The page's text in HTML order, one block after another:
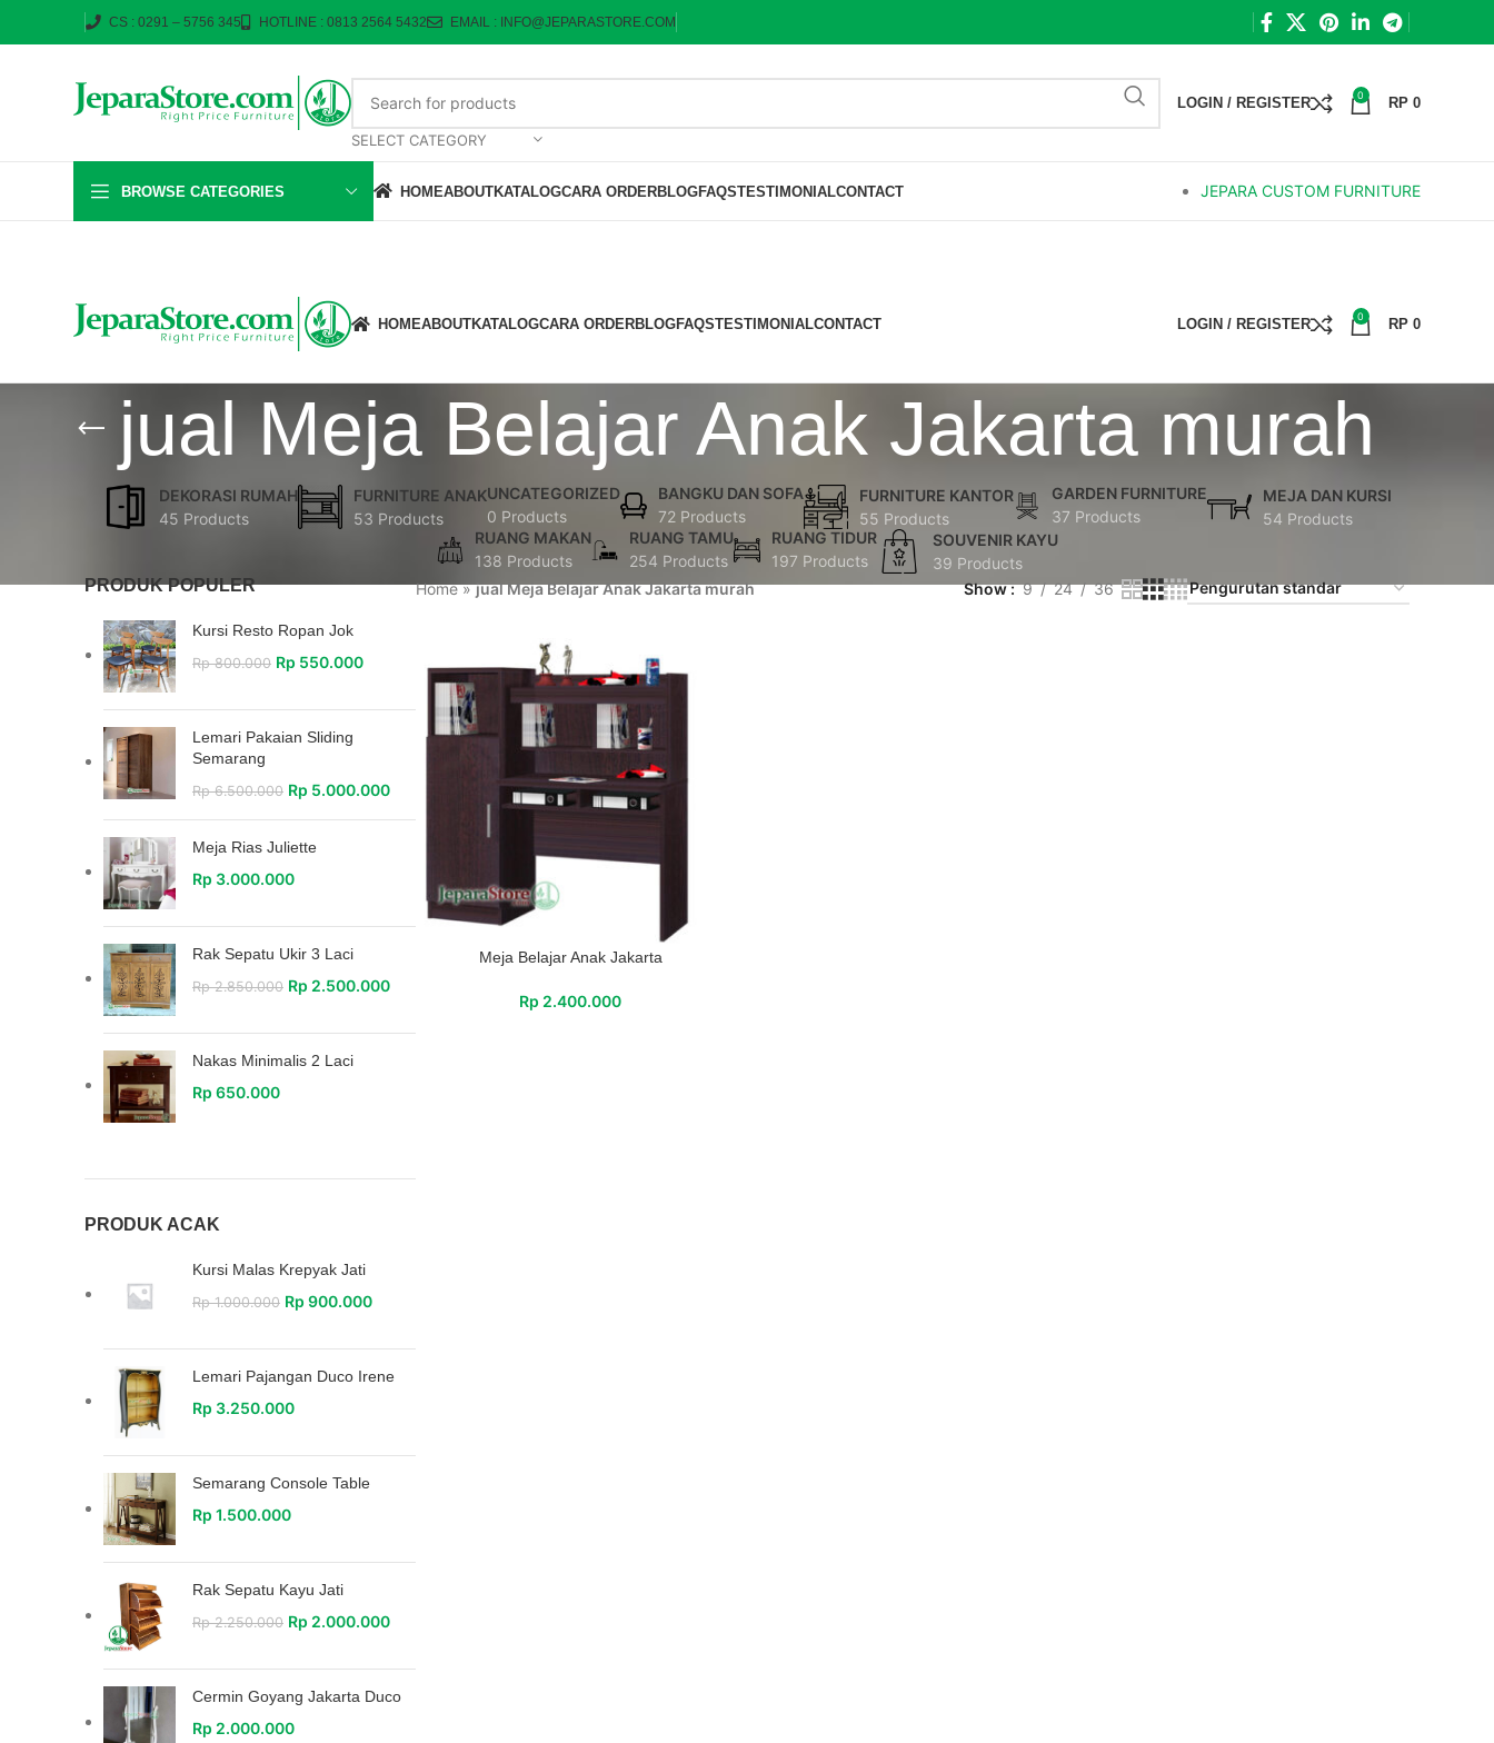
CS : 0291 – 5756 345 HOTLINE : 0813 2564 5432 EMAIL : INFO@JEPARASTORE.COM
SELECT CATEGORY
LOGIN / REGISTER 0 RP 0
BROWSE CATEGORIES HOMEABOUTKATALOGCARA ORDERBLOGFAQSTESTIMONIALCONTACT JEPARA CUSTOM FURNITURE
HOMEABOUTKATALOGCARA ORDERBLOGFAQSTESTIMONIALCONTACT LOGIN / REGISTER 0 RP 0
jual Meja Belajar Anak Jakarta murah
DEKORASI RUMAH
45 Products
FURNITURE ANAK
53 Products
UNCATEGORIZED
0 Products
BANGKU DAN SOFA
72 Products
FURNITURE KANTOR
55 Products
GARDEN FURNITURE
37 Products
MEJA DAN KURSI
54 Products
RUANG MAKAN
138 Products
RUANG TAMU
254 Products
RUANG TIDUR
197 Products
SOUVENIR KAYU
39 Products
PRODUK POPULER
Kursi Resto Ropan Jok
Rp800.000 Rp 550.000
Lemari Pakaian Sliding
Semarang
Rp6.500.000 Rp 5.000.000
Meja Rias Juliette
Rp 3.000.000
Rak Sepatu Ukir 3 Laci
Rp2.850.000 Rp 2.500.000
Nakas Minimalis 2 Laci
Rp 650.000
PRODUK ACAK
Kursi Malas Krepyak Jati
Rp1.000.000 Rp 900.000
Lemari Pajangan Duco Irene
Rp 3.250.000
Semarang Console Table
Rp 1.500.000
Rak Sepatu Kayu Jati
Rp2.250.000 Rp 2.000.000
Cermin Goyang Jakarta Duco
Rp 2.000.000
Home»jual Meja Belajar Anak Jakarta murah Show 9 24 36
Meja Belajar Anak Jakarta
Rp 2.400.000